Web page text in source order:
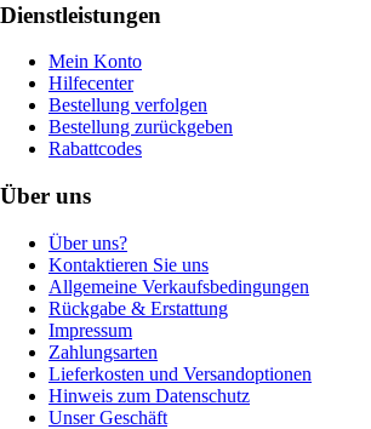
Dienstleistungen
Mein Konto
Hilfecenter
Bestellung verfolgen
Bestellung zurückgeben
Rabattcodes
Über uns
Über uns?
Kontaktieren Sie uns
Allgemeine Verkaufsbedingungen
Rückgabe & Erstattung
Impressum
Zahlungsarten
Lieferkosten und Versandoptionen
Hinweis zum Datenschutz
Unser Geschäft